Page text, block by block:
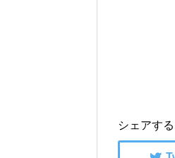
シェアする